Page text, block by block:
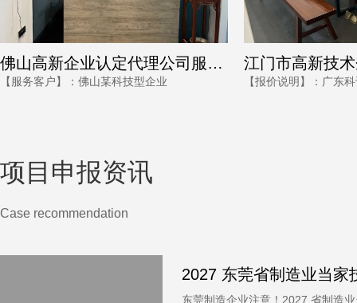
江门市高新技术企业认定案例：广东科讯为企业提供解决方案
项目申报资讯
Case recommendation
东莞制造企业注意！2027 省制造